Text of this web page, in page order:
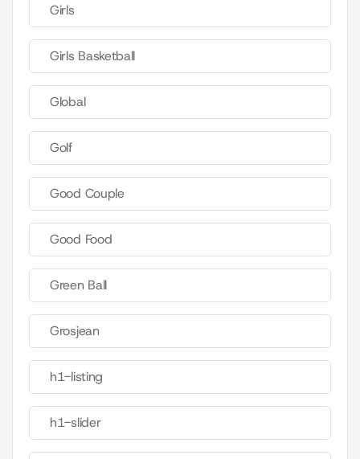
Girls
Girls Basketball
Global
Golf
Good Couple
Good Food
Green Ball
Grosjean
h1-listing
h1-slider